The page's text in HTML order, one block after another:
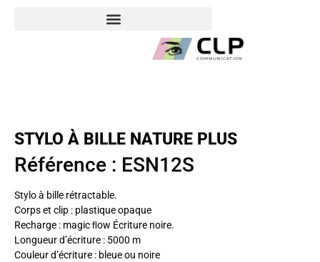
STYLO À BILLE NATURE PLUS
Référence : ESN12S
Stylo à bille rétractable.
Corps et clip : plastique opaque
Recharge : magic ﬂow Écriture noire.
Longueur d’écriture : 5000 m
Couleur d’écriture : bleue ou noire